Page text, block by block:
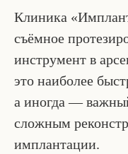
Клиника
съёмное
инструмент в
это наиболее
а иногда —
сложным
имплантации.